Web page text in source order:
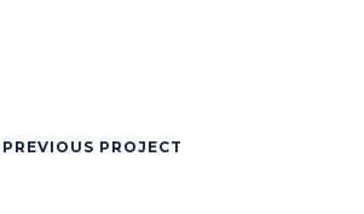
PREVIOUS PROJECT